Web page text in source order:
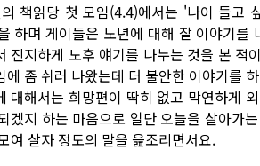
책읽당 첫 모임(4.4)에서는 '나이 들고
하며 게이들은 노년에 대해 잘 이야기를
진지하게 노후 얘기를 나누는 것을 본 적
에 좀 쉬러 나왔는데 더 불안한 이야기를
대해서는 희망편이 딱히 없고 막연하게
겠지 하는 마음으로 일단 오늘을 살아가
여 살자 정도의 말을 읊조리면서요.